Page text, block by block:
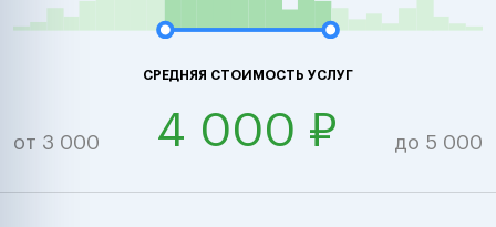
СРЕДНЯЯ СТОИМОСТЬ УСЛУГ
от 3 000 4 000 ₽ до 5 000